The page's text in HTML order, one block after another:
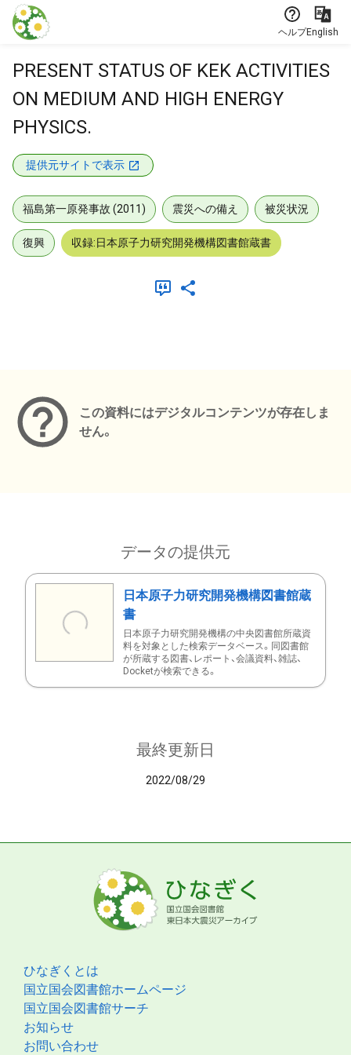
本文に飛ぶ
ヘルプEnglish
PRESENT STATUS OF KEK ACTIVITIES
ON MEDIUM AND HIGH ENERGY
PHYSICS.
提供元サイトで表示
福島第一原発事故 (2011) 震災への備え 被災状況
復興 収録:日本原子力研究開発機構図書館蔵書
この資料にはデジタルコンテンツが存在しま
せん。
データの提供元
日本原子力研究開発機構図書館蔵
書
日本原子力研究開発機構の中央図書館所蔵資
料を対象とした検索データベース。同図書館
が所蔵する図書、レポート、会議資料、雑誌、
Docketが検索できる。
最終更新日
2022/08/29
ひなぎくとは
国立国会図書館ホームページ
国立国会図書館サーチ
お知らせ
お問い合わせ